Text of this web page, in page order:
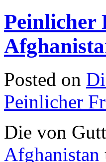
Peinlicher
Posted on
Peinlicher
Die von
Afghanistan